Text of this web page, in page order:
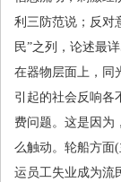
利三防范说；反对
民”之列，论述最
在器物层面上，同
引起的社会反响各
费问题。这是因为
么触动。轮船方面(
运员工失业成为流